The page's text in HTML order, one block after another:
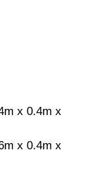
x 0.4m x
x 0.4m x